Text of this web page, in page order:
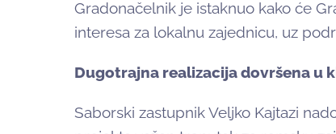
Gradonačelnik je istaknuo kako će
interesa za lokalnu zajednicu, uz
Dugotrajna realizacija dovršena u
Saborski zastupnik Veljko Kajtazi